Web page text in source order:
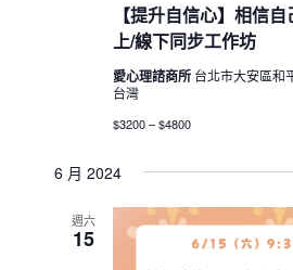
【提升自信心】相信
上/線下同步工作坊
愛心理諮商所 台北市大安區和
台灣
$3200 – $4800
6 月 2024
週六
15